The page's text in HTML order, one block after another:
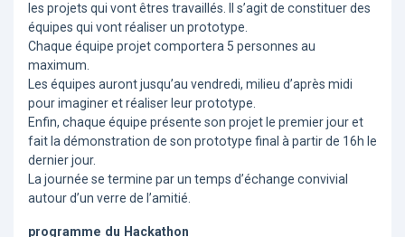
les projets qui vont êtres travaillés. Il s’agit de constituer des
équipes qui vont réaliser un prototype.
Chaque équipe projet comportera 5 personnes au
maximum.
Les équipes auront jusqu’au vendredi, milieu d’après midi
pour imaginer et réaliser leur prototype.
Enfin, chaque équipe présente son projet le premier jour et
fait la démonstration de son prototype final à partir de 16h le
dernier jour.
La journée se termine par un temps d’échange convivial
autour d’un verre de l’amitié.
programme du Hackathon